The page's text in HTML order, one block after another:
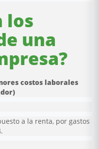
los
una
costos laborales
a la renta, por gastos